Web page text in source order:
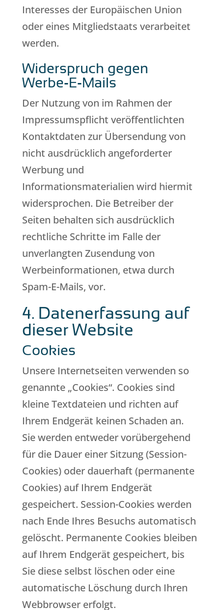
Interesses der Europäischen Union
oder eines Mitgliedstaats verarbeitet
werden.
Widerspruch gegen
Werbe-E-Mails
Der Nutzung von im Rahmen der
Impressumspflicht veröffentlichten
Kontaktdaten zur Übersendung von
nicht ausdrücklich angeforderter
Werbung und
Informationsmaterialien wird hiermit
widersprochen. Die Betreiber der
Seiten behalten sich ausdrücklich
rechtliche Schritte im Falle der
unverlangten Zusendung von
Werbeinformationen, etwa durch
Spam-E-Mails, vor.
4. Datenerfassung auf
dieser Website
Cookies
Unsere Internetseiten verwenden so
genannte „Cookies“. Cookies sind
kleine Textdateien und richten auf
Ihrem Endgerät keinen Schaden an.
Sie werden entweder vorübergehend
für die Dauer einer Sitzung (Session-
Cookies) oder dauerhaft (permanente
Cookies) auf Ihrem Endgerät
gespeichert. Session-Cookies werden
nach Ende Ihres Besuchs automatisch
gelöscht. Permanente Cookies bleiben
auf Ihrem Endgerät gespeichert, bis
Sie diese selbst löschen oder eine
automatische Löschung durch Ihren
Webbrowser erfolgt.